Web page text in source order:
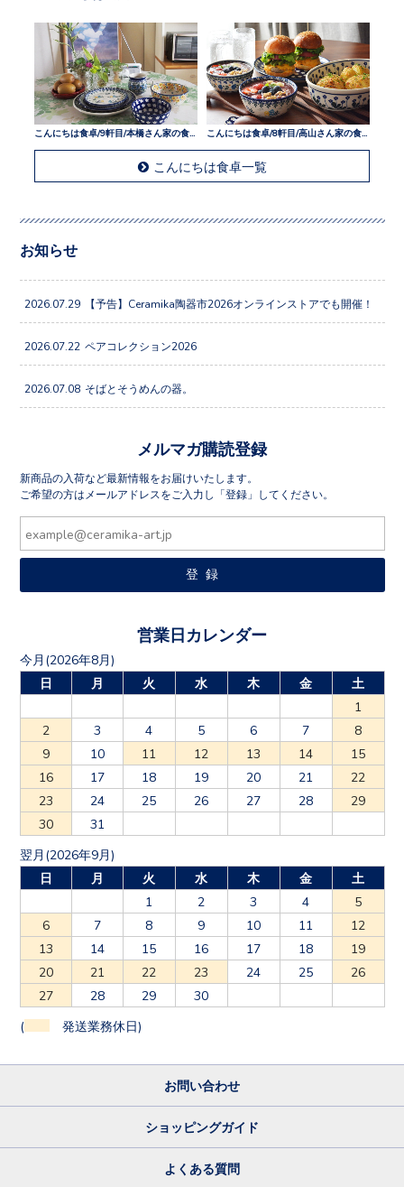
こんにちは食卓/9軒目/本橋さん家の食卓
こんにちは食卓一覧
お知らせ
2026.07.29 【予告】Ceramika陶器市2026オンラインストアでも開催！
2026.07.22 ペアコレクション2026
2026.07.08 そばとそうめんの器。
メルマガ購読登録
新商品の入荷など最新情報をお届けいたします。
ご希望の方はメールアドレスをご入力し「登録」してください。
営業日カレンダー
今月(2026年8月)
日
月 火 水 木 金
土
1
2
3 4 5 6 7
8
9
10 11 12 13 14
15
16
17 18 19 20 21
22
23
24 25 26 27 28
29
30
31
翌月(2026年9月)
日
月 火 水 木 金
土
1
2 3 4
5
6
7 8 9 10 11
12
13
14 15 16 17 18
19
20
21 22 23 24 25
26
27
28 29 30
( 発送業務休日)
お問い合わせ
ショッピングガイド
よくある質問